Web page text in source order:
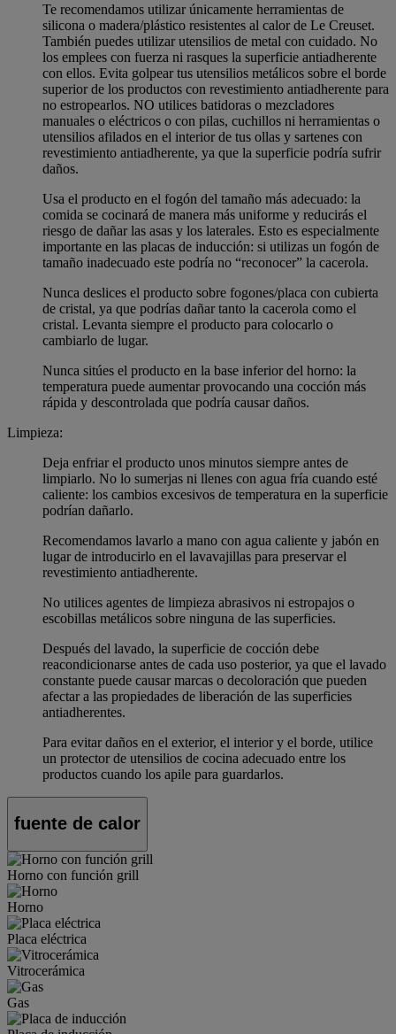
Te recomendamos utilizar únicamente herramientas de
silicona o madera/plástico resistentes al calor de Le Creuset.
También puedes utilizar utensilios de metal con cuidado. No
los emplees con fuerza ni rasques la superficie antiadherente
con ellos. Evita golpear tus utensilios metálicos sobre el borde
superior de los productos con revestimiento antiadherente para
no estropearlos. NO utilices batidoras o mezcladores
manuales o eléctricos o con pilas, cuchillos ni herramientas o
utensilios afilados en el interior de tus ollas y sartenes con
revestimiento antiadherente, ya que la superficie podría sufrir
daños.
Usa el producto en el fogón del tamaño más adecuado: la
comida se cocinará de manera más uniforme y reducirás el
riesgo de dañar las asas y los laterales. Esto es especialmente
importante en las placas de inducción: si utilizas un fogón de
tamaño inadecuado este podría no “reconocer” la cacerola.
Nunca deslices el producto sobre fogones/placa con cubierta
de cristal, ya que podrías dañar tanto la cacerola como el
cristal. Levanta siempre el producto para colocarlo o
cambiarlo de lugar.
Nunca sitúes el producto en la base inferior del horno: la
temperatura puede aumentar provocando una cocción más
rápida y descontrolada que podría causar daños.
Limpieza:
Deja enfriar el producto unos minutos siempre antes de
limpiarlo. No lo sumerjas ni llenes con agua fría cuando esté
caliente: los cambios excesivos de temperatura en la superficie
podrían dañarlo.
Recomendamos lavarlo a mano con agua caliente y jabón en
lugar de introducirlo en el lavavajillas para preservar el
revestimiento antiadherente.
No utilices agentes de limpieza abrasivos ni estropajos o
escobillas metálicos sobre ninguna de las superficies.
Después del lavado, la superficie de cocción debe
reacondicionarse antes de cada uso posterior, ya que el lavado
constante puede causar marcas o decoloración que pueden
afectar a las propiedades de liberación de las superficies
antiadherentes.
Para evitar daños en el exterior, el interior y el borde, utilice
un protector de utensilios de cocina adecuado entre los
productos cuando los apile para guardarlos.
fuente de calor
Horno con función grill
Horno
Placa eléctrica
Vitrocerámica
Gas